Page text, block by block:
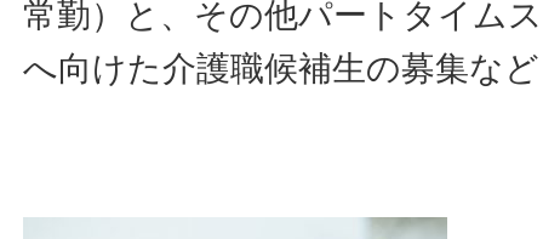
常勤）と、その他パートタイム
へ向けた介護職候補生の募集な